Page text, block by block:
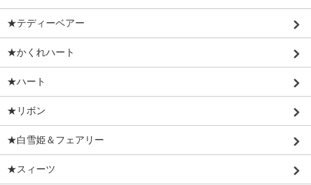
★テディーベアー
★かくれハート
★ハート
★リボン
★白雪姫＆フェアリー
★スィーツ